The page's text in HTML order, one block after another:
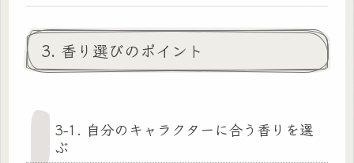
3. 香り選びのポイント
3-1. 自分のキャラクターに合う香りを選
ぶ